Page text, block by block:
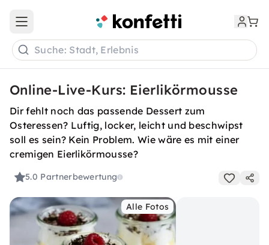
Open main menu
Suche: Stadt, Erlebnis
Online-Live-Kurs: Eierlikörmousse
Dir fehlt noch das passende Dessert zum
Osteressen? Luftig, locker, leicht und beschwipst
soll es sein? Kein Problem. Wie wäre es mit einer
cremigen Eierlikörmousse?
5.0 Partnerbewertung
Alle Fotos